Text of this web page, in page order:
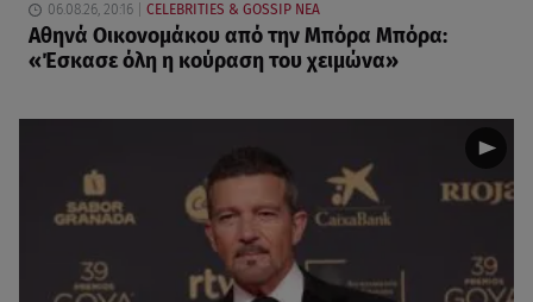
06.08.26, 20:16 CELEBRITIES & GOSSIP ΝΕΑ
Αθηνά Οικονομάκου από την Μπόρα Μπόρα:
«Έσκασε όλη η κούραση του χειμώνα»